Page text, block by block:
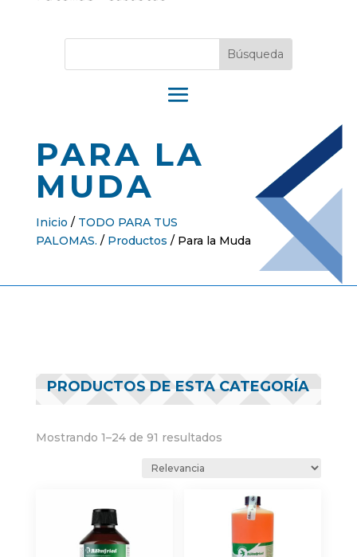
PARA LA
MUDA
Inicio / TODO PARA TUS
PALOMAS. / Productos / Para la Muda
PRODUCTOS DE ESTA CATEGORÍA
Mostrando 1–24 de 91 resultados